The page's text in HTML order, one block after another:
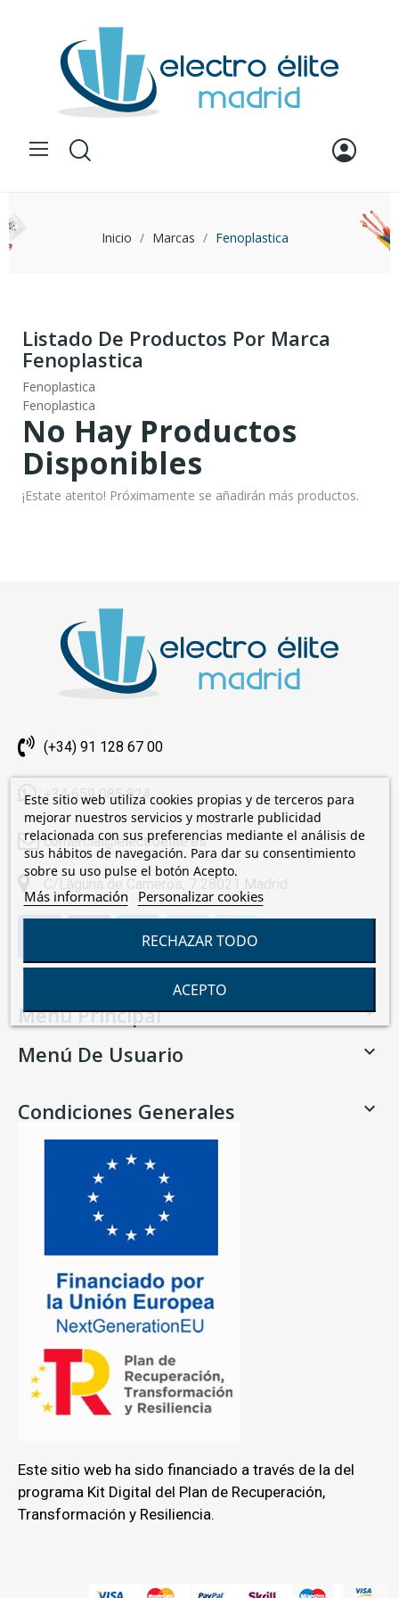
Inicio Marcas Fenoplastica
Listado De Productos Por Marca
Fenoplastica
Fenoplastica
Fenoplastica
No Hay Productos
Disponibles
¡Estate atento! Próximamente se añadirán más productos.
(+34) 91 128 67 00
+34 659 085 824
comercial@electroelite.es
C/Laguna de Cameros, 7 28021 Madrid
Menú Principal 
Menú De Usuario 
Condiciones Generales 
Este sitio web ha sido financiado a través de la del
programa Kit Digital del Plan de Recuperación,
Transformación y Resiliencia.
Este sitio web utiliza cookies propias y de terceros para
mejorar nuestros servicios y mostrarle publicidad
relacionada con sus preferencias mediante el análisis de
sus hábitos de navegación. Para dar su consentimiento
sobre su uso pulse el botón Acepto.
Más información Personalizar cookies
RECHAZAR TODO
ACEPTO